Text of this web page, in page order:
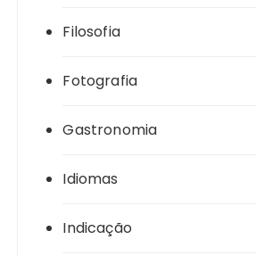
Filosofia
Fotografia
Gastronomia
Idiomas
Indicação